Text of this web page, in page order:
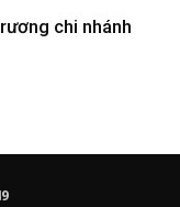
chi nhánh